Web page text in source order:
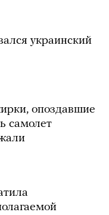
украинский
опоздавшие
самолет